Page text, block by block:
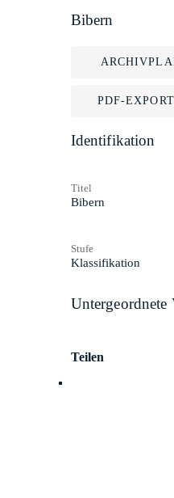
Bibern
PDF-EXPORT
Identifikation
Titel
Bibern
Stufe
Klassifikation
Untergeordnete
Teilen